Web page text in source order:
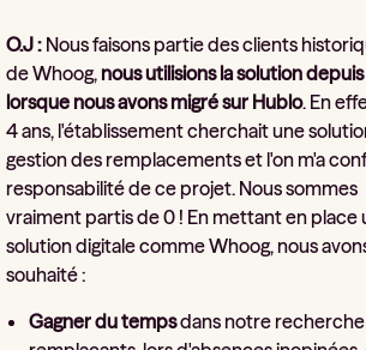
O.J : Nous faisons partie des clients
de Whoog, nous utilisions la solution
lorsque nous avons migré sur Hublo. En
4 ans, l'établissement cherchait une
gestion des remplacements et l'on m'a
responsabilité de ce projet. Nous sommes
vraiment partis de 0 ! En mettant en place
solution digitale comme Whoog, nous
souhaité :
Gagner du tempsdans notre